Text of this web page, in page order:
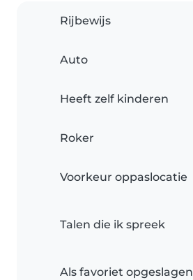
Rijbewijs
Auto
Heeft zelf kinderen
Roker
Voorkeur oppaslocatie
Talen die ik spreek
Als favoriet opgeslagen